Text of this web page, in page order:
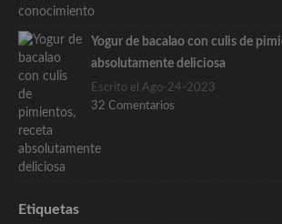
Yogur de bacalao con culis de
absolutamente deliciosa
Escrito el Ago-24-2023
32 Comentarios
Etiquetas